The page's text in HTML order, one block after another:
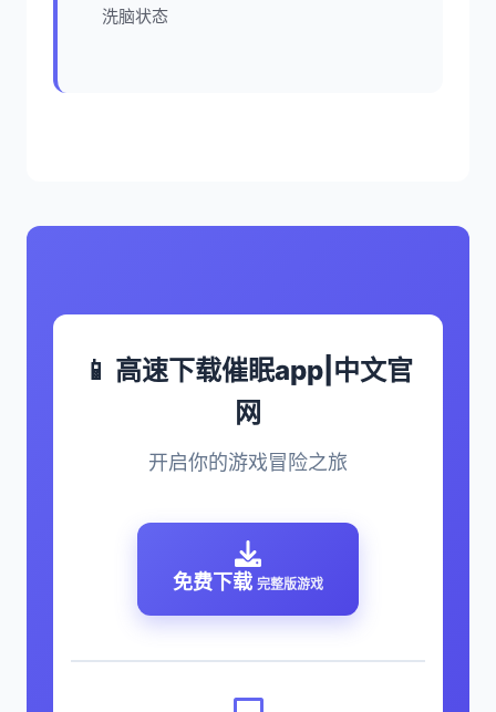
洗脑状态
📱 高速下载催眠app|中文官
网
开启你的游戏冒险之旅
免费下载 完整版游戏